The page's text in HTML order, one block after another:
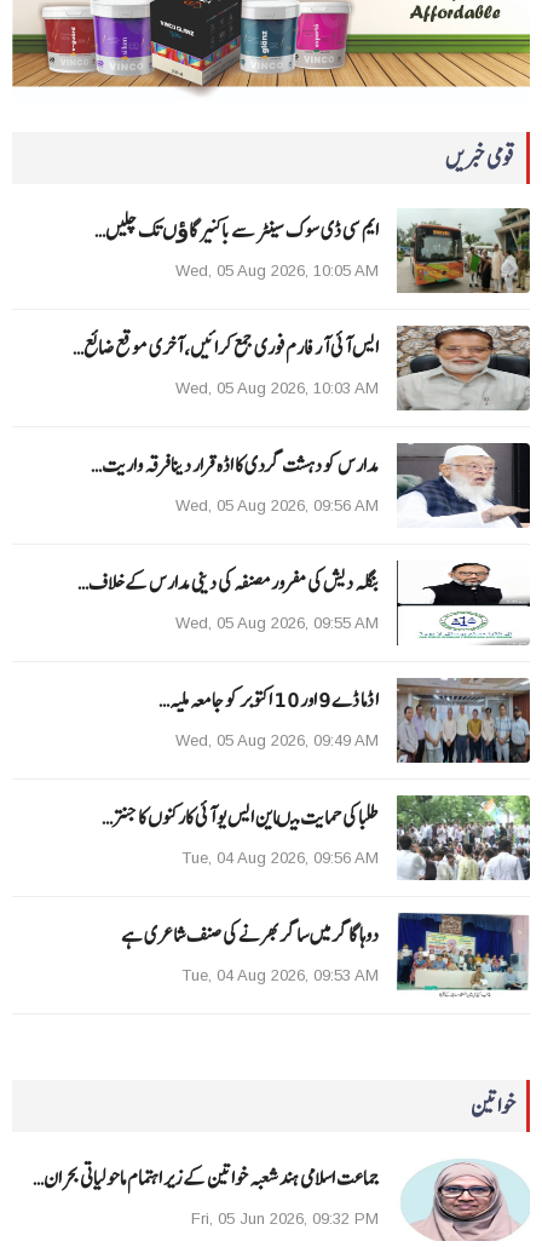
قومی خبریں
ایم سی ڈی سوک سینٹر سے باکنیر گاﺅں تک چلیں…
Wed, 05 Aug 2026, 10:05 AM
ایس آئی آر فارم فوری جمع کرائیں، آخری موقع ضائع…
Wed, 05 Aug 2026, 10:03 AM
مدارس کو دہشت گردی کا اڈہ قرار دینا فرقہ واریت…
Wed, 05 Aug 2026, 09:56 AM
بنگلہ دیش کی مفرور مصنفہ کی دینی مدارس کے خلاف…
Wed, 05 Aug 2026, 09:55 AM
ا ڈما ڈے 9 اور 10 اکتوبر کو جامعہ ملیہ…
Wed, 05 Aug 2026, 09:49 AM
طلبا کی حمایت میںاین ایس یو آئی کارکنوں کا جنتر…
Tue, 04 Aug 2026, 09:56 AM
دوہا گاگر میں ساگر بھرنے کی صنف شاعری ہے
Tue, 04 Aug 2026, 09:53 AM
خواتین
جماعت اسلامی ہند شعبہ خواتین کے زیر اہتمام ماحولیاتی بحران…
Fri, 05 Jun 2026, 09:32 PM